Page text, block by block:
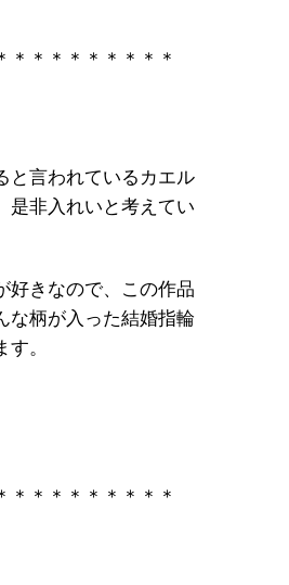
＊＊＊＊＊＊＊＊＊
と言われている カエル
是非入れいと考えてい
好きなので、この作品
な柄が入った結婚指輪
。
＊＊＊＊＊＊＊＊＊